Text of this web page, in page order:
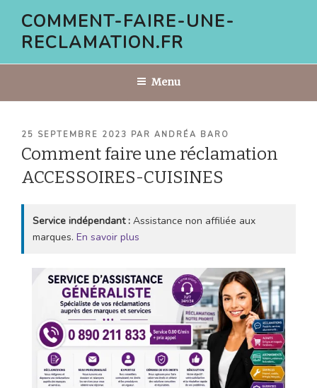
contenu
COMMENT-FAIRE-UNE-
RECLAMATION.FR
Menu
PUBLIÉ
LE
25 SEPTEMBRE 2023 PAR ANDRÉA BARO
Comment faire une réclamation
ACCESSOIRES-CUISINES
Service indépendant : Assistance non affiliée aux
marques. En savoir plus